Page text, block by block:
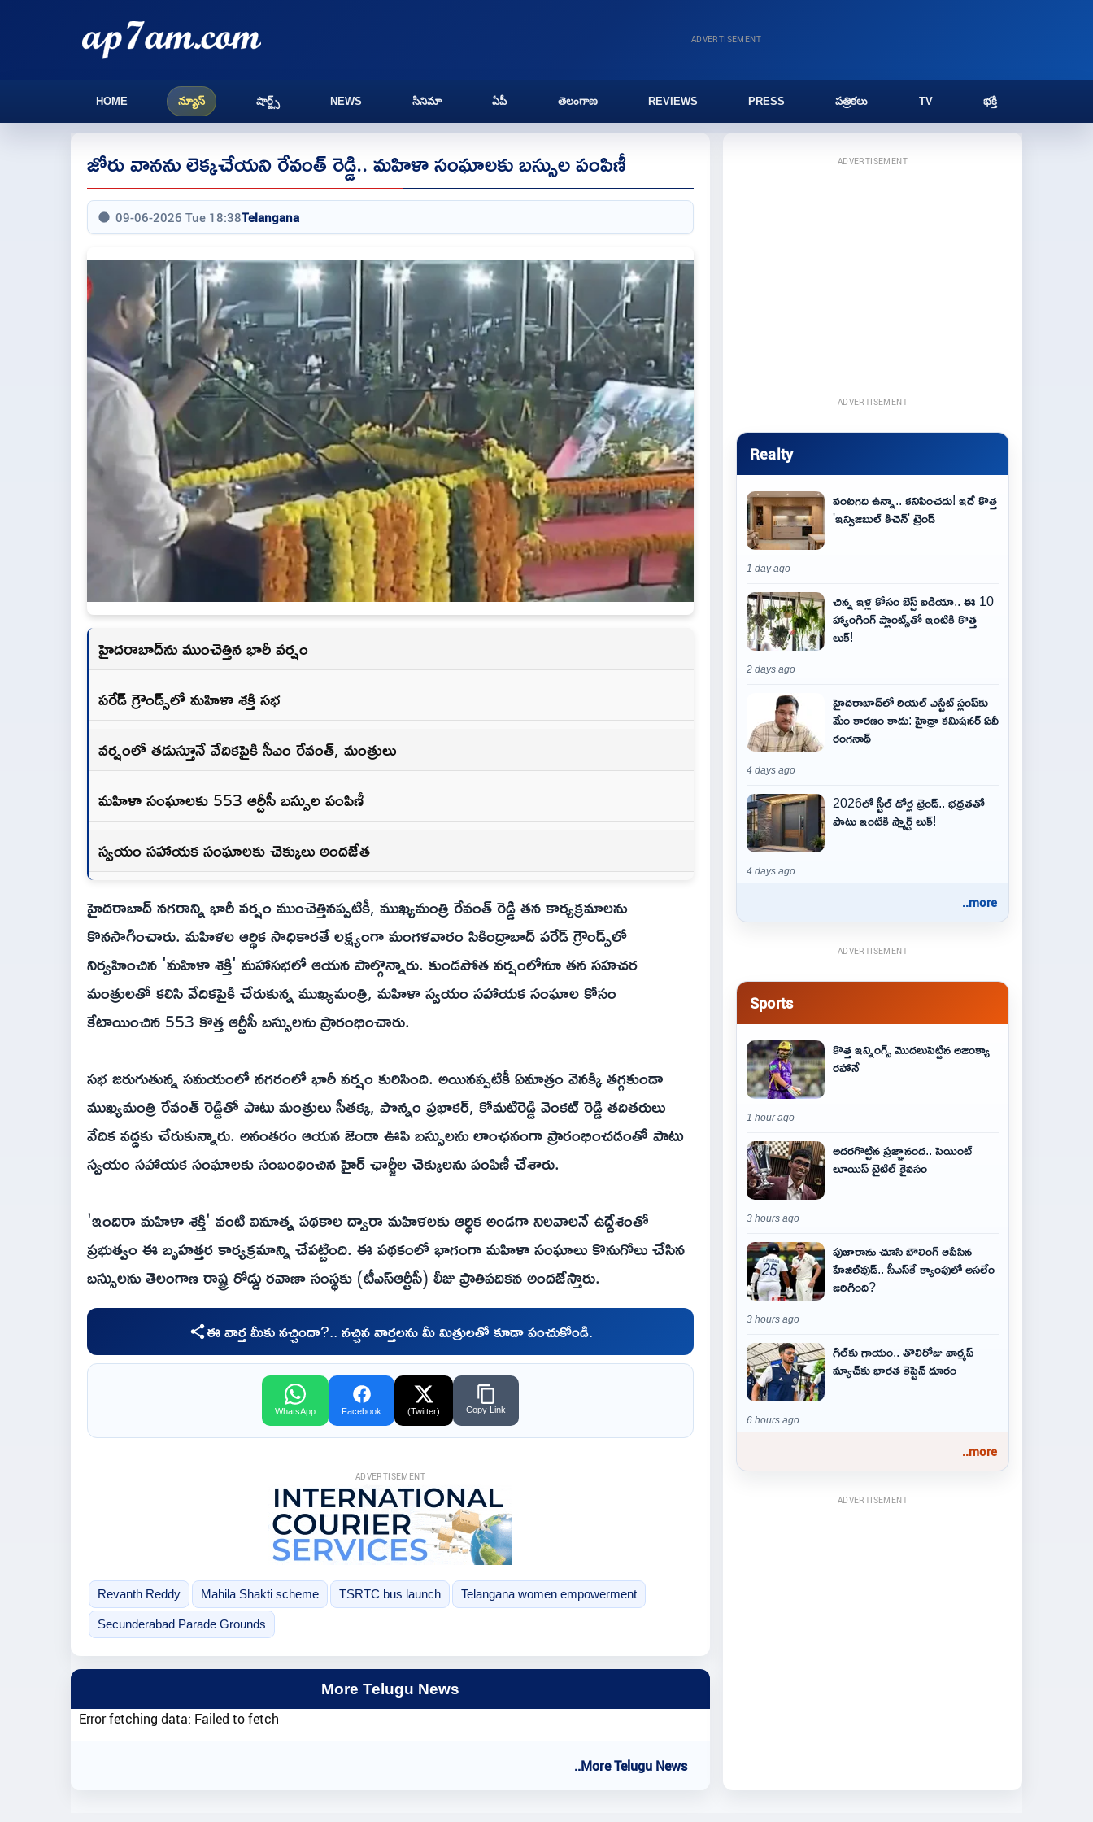
ADVERTISEMENT
HOME న్యూస్ షార్ట్స్ NEWS సినిమా ఏపీ తెలంగాణ REVIEWS PRESS పత్రికలు TV భక్తి
జోరు వానను లెక్కచేయని రేవంత్ రెడ్డి.. మహిళా సంఘాలకు బస్సుల పంపిణీ
09-06-2026 Tue 18:38Telangana
హైదరాబాద్‌ను ముంచెత్తిన భారీ వర్షం
పరేడ్ గ్రౌండ్స్‌లో మహిళా శక్తి సభ
వర్షంలో తడుస్తూనే వేదికపైకి సీఎం రేవంత్, మంత్రులు
మహిళా సంఘాలకు 553 ఆర్టీసీ బస్సుల పంపిణీ
స్వయం సహాయక సంఘాలకు చెక్కులు అందజేత
హైదరాబాద్‌ నగరాన్ని భారీ వర్షం ముంచెత్తినప్పటికీ, ముఖ్యమంత్రి రేవంత్ రెడ్డి తన కార్యక్రమాలను
కొనసాగించారు. మహిళల ఆర్థిక సాధికారతే లక్ష్యంగా మంగళవారం సికింద్రాబాద్ పరేడ్ గ్రౌండ్స్‌లో
నిర్వహించిన 'మహిళా శక్తి' మహాసభలో ఆయన పాల్గొన్నారు. కుండపోత వర్షంలోనూ తన సహచర
మంత్రులతో కలిసి వేదికపైకి చేరుకున్న ముఖ్యమంత్రి, మహిళా స్వయం సహాయక సంఘాల కోసం
కేటాయించిన 553 కొత్త ఆర్టీసీ బస్సులను ప్రారంభించారు.
సభ జరుగుతున్న సమయంలో నగరంలో భారీ వర్షం కురిసింది. అయినప్పటికీ ఏమాత్రం వెనక్కి తగ్గకుండా
ముఖ్యమంత్రి రేవంత్ రెడ్డితో పాటు మంత్రులు సీతక్క, పొన్నం ప్రభాకర్, కోమటిరెడ్డి వెంకట్ రెడ్డి తదితరులు
వేదిక వద్దకు చేరుకున్నారు. అనంతరం ఆయన జెండా ఊపి బస్సులను లాంఛనంగా ప్రారంభించడంతో పాటు
స్వయం సహాయక సంఘాలకు సంబంధించిన హైర్ ఛార్జీల చెక్కులను పంపిణీ చేశారు.
'ఇందిరా మహిళా శక్తి' వంటి వినూత్న పథకాల ద్వారా మహిళలకు ఆర్థిక అండగా నిలవాలనే ఉద్దేశంతో
ప్రభుత్వం ఈ బృహత్తర కార్యక్రమాన్ని చేపట్టింది. ఈ పథకంలో భాగంగా మహిళా సంఘాలు కొనుగోలు చేసిన
బస్సులను తెలంగాణ రాష్ట్ర రోడ్డు రవాణా సంస్థకు (టీఎస్‌ఆర్టీసీ) లీజు ప్రాతిపదికన అందజేస్తారు.
ఈ వార్త మీకు నచ్చిందా?.. నచ్చిన వార్తలను మీ మిత్రులతో కూడా పంచుకోండి.
WhatsApp Facebook (Twitter) Copy Link
ADVERTISEMENT
Revanth Reddy Mahila Shakti scheme TSRTC bus launch Telangana women empowerment
Secunderabad Parade Grounds
More Telugu News
Error fetching data: Failed to fetch
..More Telugu News
ADVERTISEMENT
ADVERTISEMENT
Realty
వంటగది ఉన్నా.. కనిపించదు! ఇదే కొత్త
'ఇన్విజిబుల్ కిచెన్' ట్రెండ్
1 day ago
చిన్న ఇళ్ల కోసం బెస్ట్ ఐడియా.. ఈ 10
హ్యాంగింగ్ ప్లాంట్స్‌తో ఇంటికి కొత్త
లుక్!
2 days ago
హైదరాబాద్‌లో రియల్ ఎస్టేట్ స్లంప్‌కు
మేం కారణం కాదు: హైడ్రా కమిషనర్ ఏవీ
రంగనాథ్
4 days ago
2026లో స్టీల్ డోర్ల ట్రెండ్.. భద్రతతో
పాటు ఇంటికి స్మార్ట్ లుక్!
4 days ago
..more
ADVERTISEMENT
Sports
కొత్త ఇన్నింగ్స్ మొదలుపెట్టిన అజింక్యా
రహానే
1 hour ago
అదరగొట్టిన ప్రజ్ఞానంద.. సెయింట్‌
లూయిస్ టైటిల్‌ కైవసం
3 hours ago
పుజారాను చూసి బౌలింగ్ ఆపేసిన
హేజిల్‌వుడ్.. సీఎస్‌కే క్యాంపులో అసలేం
జరిగింది?
3 hours ago
గిల్‌కు గాయం.. తొలిరోజు వార్మప్‌
మ్యాచ్‌కు భారత కెప్టెన్‌ దూరం
6 hours ago
..more
ADVERTISEMENT